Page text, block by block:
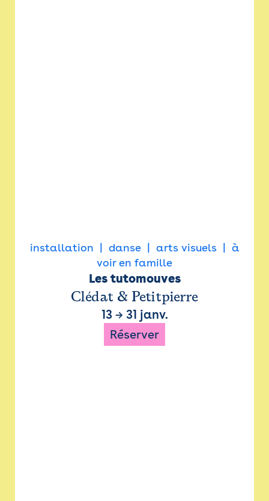
installation danse arts visuels
à
voir en famille
Les tutomouves
Clédat & Petitpierre
13→ 31 janv.
Réserver